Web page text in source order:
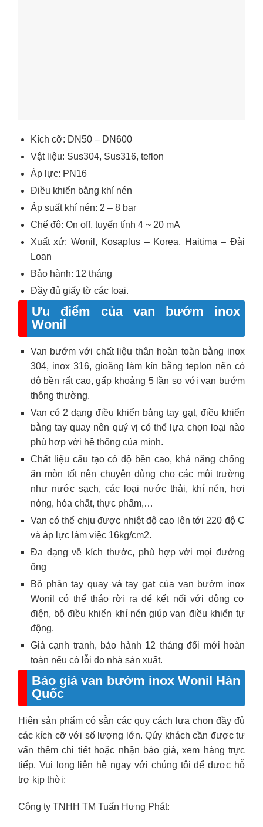
Kích cỡ: DN50 – DN600
Vật liệu: Sus304, Sus316, teflon
Áp lực: PN16
Điều khiển bằng khí nén
Áp suất khí nén: 2 – 8 bar
Chế độ: On off, tuyến tính 4 ~ 20 mA
Xuất xứ: Wonil, Kosaplus – Korea, Haitima – Đài
Loan
Bảo hành: 12 tháng
Đầy đủ giấy tờ các loại.
Ưu điểm của van bướm inox
Wonil
Van bướm với chất liệu thân hoàn toàn bằng inox
304, inox 316, gioăng làm kín bằng teplon nên có
độ bền rất cao, gấp khoảng 5 lần so với van bướm
thông thường.
Van có 2 dạng điều khiển bằng tay gạt, điều khiển
bằng tay quay nên quý vị có thể lựa chọn loại nào
phù hợp với hệ thống của mình.
Chất liệu cấu tạo có độ bền cao, khả năng chống
ăn mòn tốt nên chuyên dùng cho các môi trường
như nước sạch, các loại nước thải, khí nén, hơi
nóng, hóa chất, thực phẩm,…
Van có thể chịu được nhiệt độ cao lên tới 220 độ C
và áp lực làm việc 16kg/cm2.
Đa dạng về kích thước, phù hợp với mọi đường
ống
Bộ phận tay quay và tay gạt của van bướm inox
Wonil có thể tháo rời ra để kết nối với động cơ
điện, bộ điều khiển khí nén giúp van điều khiển tự
động.
Giá cạnh tranh, bảo hành 12 tháng đổi mới hoàn
toàn nếu có lỗi do nhà sản xuất.
Báo giá van bướm inox Wonil Hàn
Quốc
Hiện sản phẩm có sẵn các quy cách lựa chọn đầy đủ
các kích cỡ với số lượng lớn. Qúy khách cần được tư
vấn thêm chi tiết hoặc nhận báo giá, xem hàng trực
tiếp. Vui long liên hệ ngay với chúng tôi để được hỗ
trợ kịp thời:
Công ty TNHH TM Tuấn Hưng Phát: